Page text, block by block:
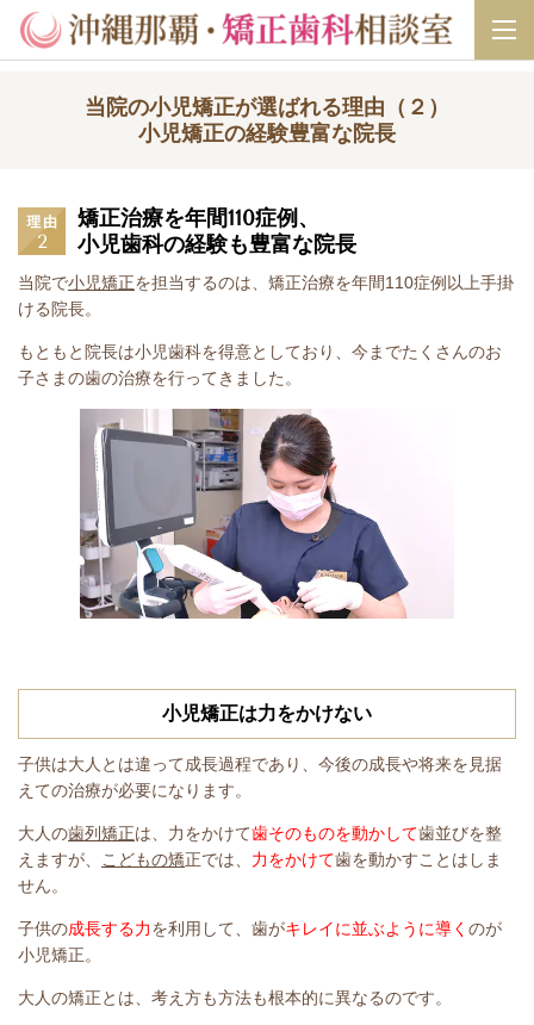
当院の小児矯正が選ばれる理由（２）
小児矯正の経験豊富な院長
矯正治療を年間110症例、
小児歯科の経験も豊富な院長
当院で小児矯正を担当するのは、矯正治療を年間110症例以上手掛
ける院長。
もともと院長は小児歯科を得意としており、今までたくさんのお
子さまの歯の治療を行ってきました。
小児矯正は力をかけない
子供は大人とは違って成長過程であり、今後の成長や将来を見据
えての治療が必要になります。
大人の歯列矯正は、力をかけて歯そのものを動かして歯並びを整
えますが、
こどもの矯正では、 力をかけて歯を動かすことはしま
せん。
子供の成長する力を利用して、歯がキレイに並ぶように導く のが
小児矯正。
大人の矯正とは、考え方も方法も根本的に異なるのです。